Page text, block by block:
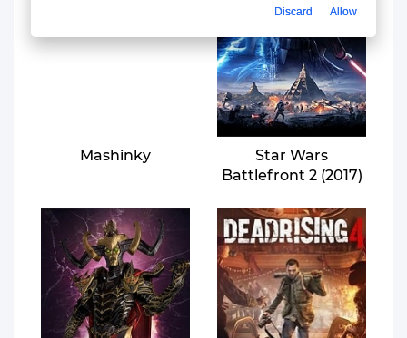
Mashinky
Star Wars
Battlefront 2 (2017)
Discard Allow